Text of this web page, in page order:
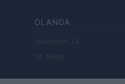
OLANDA
Investeren 24
NL Newz